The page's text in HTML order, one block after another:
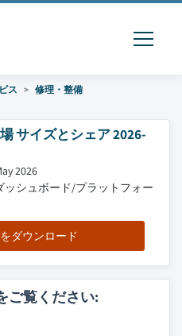
ス
修理・整備
サイズとシェア 2026-
2026
ッシュボード/プラットフォー
ダウンロード
ご覧ください: